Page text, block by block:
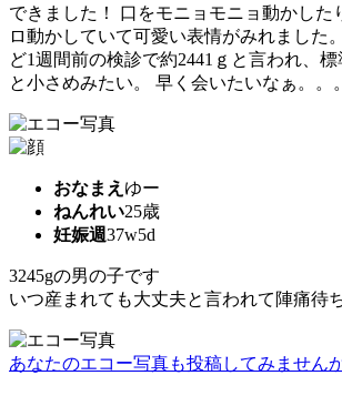
できました！ 口をモニョモニョ動かした
ロ動かしていて可愛い表情がみれました
ど1週間前の検診で約2441ｇと言われ、
と小さめみたい。 早く会いたいなぁ。。。
おなまえ ゆー
ねんれい25歳
妊娠週37w5d
3245gの男の子です
いつ産まれても大丈夫と言われて陣痛待
あなたのエコー写真も投稿してみません